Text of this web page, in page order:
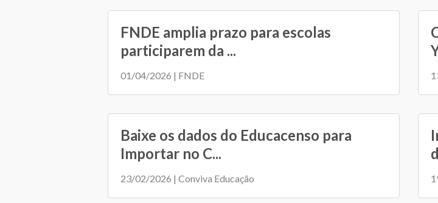
FNDE amplia prazo para escolas
participarem da ...
01/04/2026 | FNDE
Baixe os dados do Educacenso para
Importar no C...
23/02/2026 | Conviva Educação